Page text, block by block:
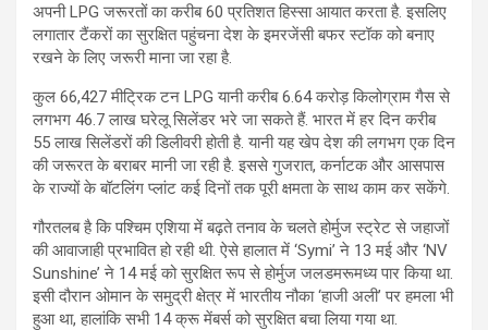
अपनी LPG जरूरतों का करीब 60 प्रतिशत हिस्सा आयात करता है. इसलिए
लगातार टैंकरों का सुरक्षित पहुंचना देश के इमरजेंसी बफर स्टॉक को बनाए
रखने के लिए जरूरी माना जा रहा है.
कुल 66,427 मीट्रिक टन LPG यानी करीब 6.64 करोड़ किलोग्राम गैस से
लगभग 46.7 लाख घरेलू सिलेंडर भरे जा सकते हैं. भारत में हर दिन करीब
55 लाख सिलेंडरों की डिलीवरी होती है. यानी यह खेप देश की लगभग एक दिन
की जरूरत के बराबर मानी जा रही है. इससे गुजरात, कर्नाटक और आसपास
के राज्यों के बॉटलिंग प्लांट कई दिनों तक पूरी क्षमता के साथ काम कर सकेंगे.
गौरतलब है कि पश्चिम एशिया में बढ़ते तनाव के चलते होर्मुज स्ट्रेट से जहाजों
की आवाजाही प्रभावित हो रही थी. ऐसे हालात में ‘Symi’ ने 13 मई और ‘NV
Sunshine’ ने 14 मई को सुरक्षित रूप से होर्मुज जलडमरूमध्य पार किया था.
इसी दौरान ओमान के समुद्री क्षेत्र में भारतीय नौका ‘हाजी अली’ पर हमला भी
हुआ था, हालांकि सभी 14 क्रू मेंबर्स को सुरक्षित बचा लिया गया था.